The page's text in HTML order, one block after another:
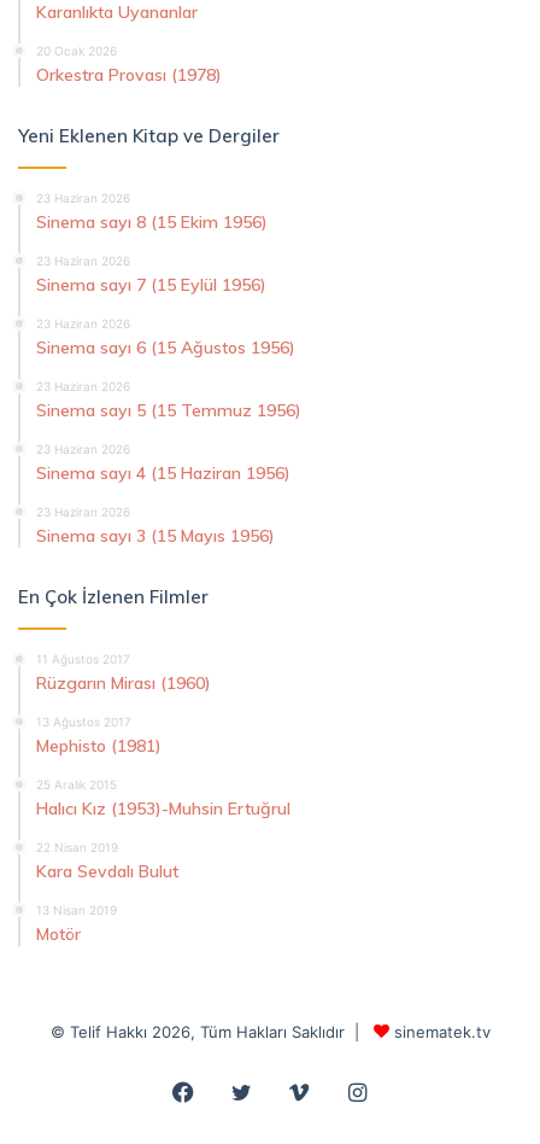
Karanlıkta Uyananlar
20 Ocak 2026
Orkestra Provası (1978)
Yeni Eklenen Kitap ve Dergiler
23 Haziran 2026
Sinema sayı 8 (15 Ekim 1956)
23 Haziran 2026
Sinema sayı 7 (15 Eylül 1956)
23 Haziran 2026
Sinema sayı 6 (15 Ağustos 1956)
23 Haziran 2026
Sinema sayı 5 (15 Temmuz 1956)
23 Haziran 2026
Sinema sayı 4 (15 Haziran 1956)
23 Haziran 2026
Sinema sayı 3 (15 Mayıs 1956)
En Çok İzlenen Filmler
11 Ağustos 2017
Rüzgarın Mirası (1960)
13 Ağustos 2017
Mephisto (1981)
25 Aralık 2015
Halıcı Kız (1953)-Muhsin Ertuğrul
22 Nisan 2019
Kara Sevdalı Bulut
13 Nisan 2019
Motör
© Telif Hakkı 2026, Tüm Hakları Saklıdır | sinematek.tv
Facebook
Twitter VimeoInstagram